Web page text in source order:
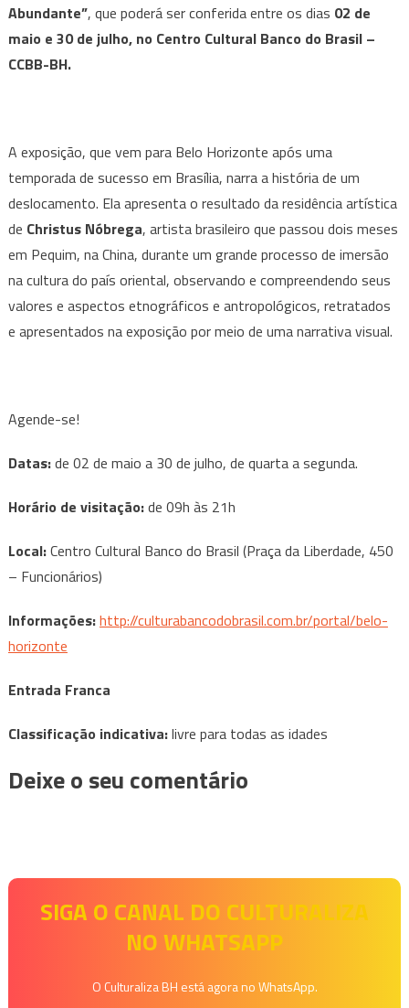
Abundante”, que poderá ser conferida entre os dias 02 de
maio e 30 de julho, no Centro Cultural Banco do Brasil –
CCBB-BH.
A exposição, que vem para Belo Horizonte após uma
temporada de sucesso em Brasília, narra a história de um
deslocamento. Ela apresenta o resultado da residência artística
de Christus Nóbrega, artista brasileiro que passou dois meses
em Pequim, na China, durante um grande processo de imersão
na cultura do país oriental, observando e compreendendo seus
valores e aspectos etnográficos e antropológicos, retratados
e apresentados na exposição por meio de uma narrativa visual.
Agende-se!
Datas:de 02 de maio a 30 de julho, de quarta a segunda.
Horário de visitação:de 09h às 21h
Local:Centro Cultural Banco do Brasil (Praça da Liberdade, 450
– Funcionários)
Informações:http://culturabancodobrasil.com.br/portal/belo-
horizonte
Entrada Franca
Classificação indicativa:livre para todas as idades
Deixe o seu comentário
SIGA O CANAL DO CULTURALIZA
NO WHATSAPP
O Culturaliza BH está agora no WhatsApp.